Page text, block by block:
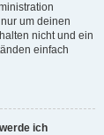
um deinen
nicht und ein
einfach
ich